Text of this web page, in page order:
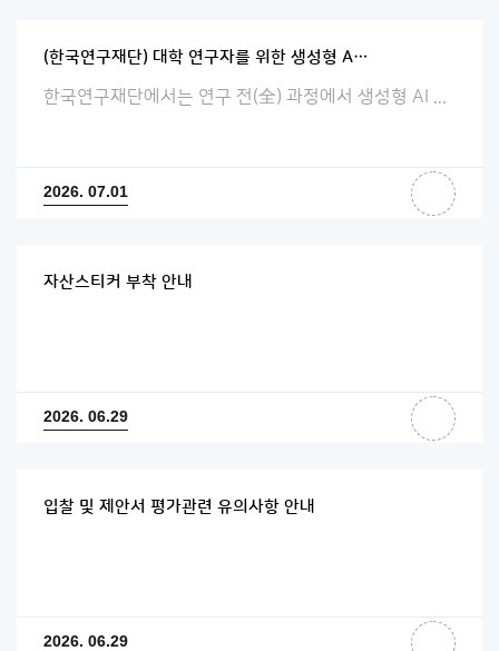
(한국연구재단) 대학 연구자를 위한 생성형 A…
한국연구재단에서는 연구 전(全) 과정에서 생성형 AI ...
2026. 07.01
자산스티커 부착 안내
2026. 06.29
입찰 및 제안서 평가관련 유의사항 안내
2026. 06.29